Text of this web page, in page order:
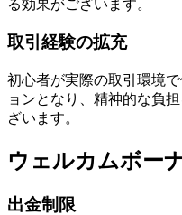
る効果がございます。
取引経験の拡充
初心者が実際の取引環境
ョンとなり、精神的な負
ざいます。
ウェルカムボー
出金制限